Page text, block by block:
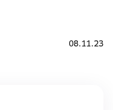
08.11.23